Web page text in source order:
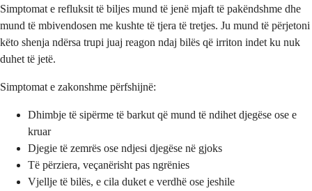
Simptomat e refluksit të biljes mund të jenë mjaft të pakëndshme dhe
mund të mbivendosen me kushte të tjera të tretjes. Ju mund të përjetoni
këto shenja ndërsa trupi juaj reagon ndaj bilës që irriton indet ku nuk
duhet të jetë.
Simptomat e zakonshme përfshijnë:
Dhimbje të sipërme të barkut që mund të ndihet djegëse ose e
kruar
Djegie të zemrës ose ndjesi djegëse në gjoks
Të përziera, veçanërisht pas ngrënies
Vjellje të bilës, e cila duket e verdhë ose jeshile